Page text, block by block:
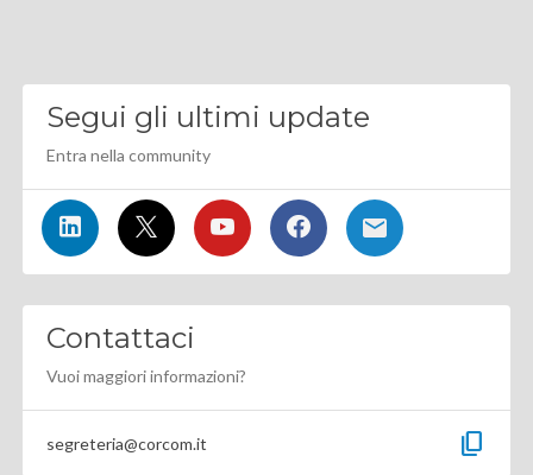
Segui gli ultimi update
Entra nella community
Contattaci
Vuoi maggiori informazioni?
segreteria@corcom.it content_copy